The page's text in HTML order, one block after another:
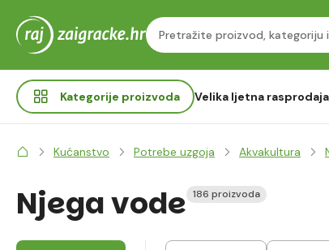
Kategorije proizvoda Velika ljetna rasprodaja
Kućanstvo Potrebe uzgoja Akvakultura
Njega vode 186 proizvoda